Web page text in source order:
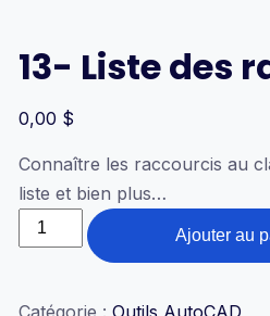
13- Liste des
0,00 $
Connaître les raccourcis au
liste et bien plus…
quantité
de
Liste
Ajouter au
Catégorie :Outils AutoCAD